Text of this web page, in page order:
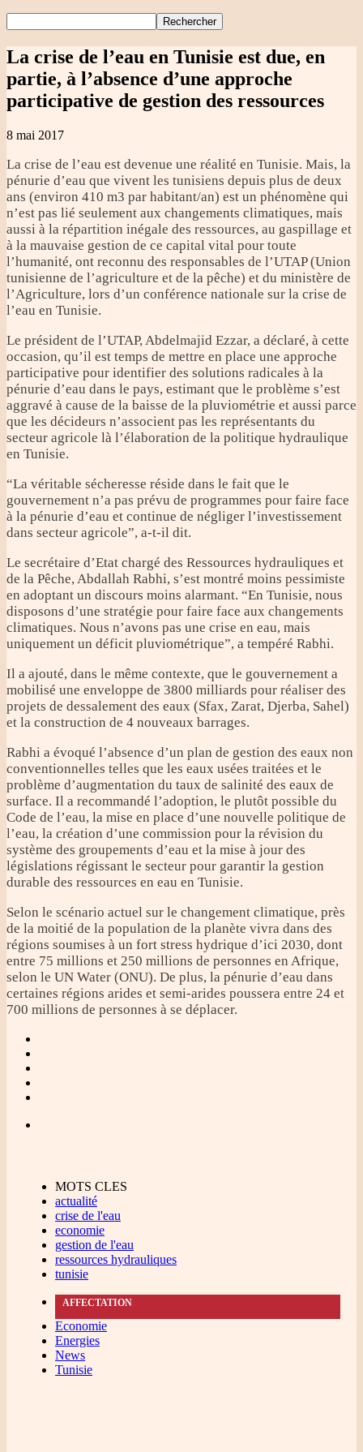
La crise de l’eau en Tunisie est due, en
partie, à l’absence d’une approche
participative de gestion des ressources
8 mai 2017
La crise de l’eau est devenue une réalité en Tunisie. Mais, la
pénurie d’eau que vivent les tunisiens depuis plus de deux
ans (environ 410 m3 par habitant/an) est un phénomène qui
n’est pas lié seulement aux changements climatiques, mais
aussi à la répartition inégale des ressources, au gaspillage et
à la mauvaise gestion de ce capital vital pour toute
l’humanité, ont reconnu des responsables de l’UTAP (Union
tunisienne de l’agriculture et de la pêche) et du ministère de
l’Agriculture, lors d’un conférence nationale sur la crise de
l’eau en Tunisie.
Le président de l’UTAP, Abdelmajid Ezzar, a déclaré, à cette
occasion, qu’il est temps de mettre en place une approche
participative pour identifier des solutions radicales à la
pénurie d’eau dans le pays, estimant que le problème s’est
aggravé à cause de la baisse de la pluviométrie et aussi parce
que les décideurs n’associent pas les représentants du
secteur agricole là l’élaboration de la politique hydraulique
en Tunisie.
“La véritable sécheresse réside dans le fait que le
gouvernement n’a pas prévu de programmes pour faire face
à la pénurie d’eau et continue de négliger l’investissement
dans secteur agricole”, a-t-il dit.
Le secrétaire d’Etat chargé des Ressources hydrauliques et
de la Pêche, Abdallah Rabhi, s’est montré moins pessimiste
en adoptant un discours moins alarmant. “En Tunisie, nous
disposons d’une stratégie pour faire face aux changements
climatiques. Nous n’avons pas une crise en eau, mais
uniquement un déficit pluviométrique”, a tempéré Rabhi.
Il a ajouté, dans le même contexte, que le gouvernement a
mobilisé une enveloppe de 3800 milliards pour réaliser des
projets de dessalement des eaux (Sfax, Zarat, Djerba, Sahel)
et la construction de 4 nouveaux barrages.
Rabhi a évoqué l’absence d’un plan de gestion des eaux non
conventionnelles telles que les eaux usées traitées et le
problème d’augmentation du taux de salinité des eaux de
surface. Il a recommandé l’adoption, le plutôt possible du
Code de l’eau, la mise en place d’une nouvelle politique de
l’eau, la création d’une commission pour la révision du
système des groupements d’eau et la mise à jour des
législations régissant le secteur pour garantir la gestion
durable des ressources en eau en Tunisie.
Selon le scénario actuel sur le changement climatique, près
de la moitié de la population de la planète vivra dans des
régions soumises à un fort stress hydrique d’ici 2030, dont
entre 75 millions et 250 millions de personnes en Afrique,
selon le UN Water (ONU). De plus, la pénurie d’eau dans
certaines régions arides et semi-arides poussera entre 24 et
700 millions de personnes à se déplacer.
MOTS CLES
actualité
crise de l'eau
economie
gestion de l'eau
ressources hydrauliques
tunisie
AFFECTATION
Economie
Energies
News
Tunisie